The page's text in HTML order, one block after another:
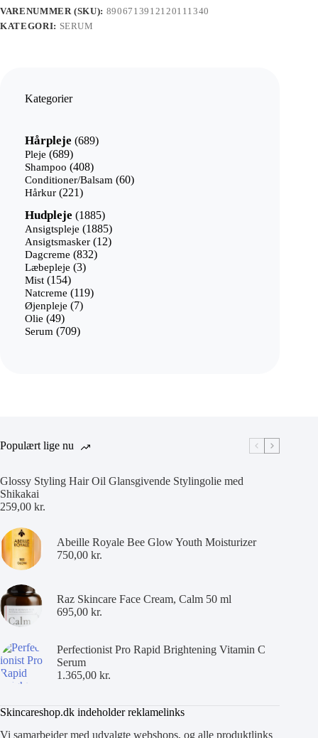
VARENUMMER (SKU): 8906713912120111340
KATEGORI: SERUM
Kategorier
Hårpleje 689689
Pleje 689689
varer
Shampoo 408408
varer
Conditioner/Balsam 6060
Hårkur 221221
Hudpleje 18851885
varer
Ansigtspleje 18851885
varer
Ansigtsmasker 1212
Dagcreme 832832
Læbepleje 33
Mist 154154
varer
Natcreme 119119
Øjenpleje 77
Olie 4949
varer
Serum 709709
Populært lige nu
Glossy Styling Hair Oil Glansgivende Stylingolie med
Shikakai
259,00 kr.
Abeille Royale Bee Glow Youth Moisturizer
750,00 kr.
Raz Skincare Face Cream, Calm 50 ml
695,00 kr.
Perfectionist Pro Rapid Brightening Vitamin C
Serum
1.365,00 kr.
Skincareshop.dk indeholder reklamelinks
Vi samarbejder med udvalgte webshops, og alle produktlinks